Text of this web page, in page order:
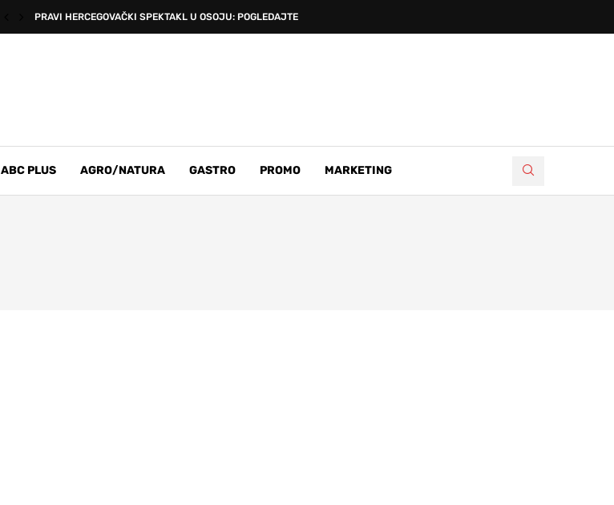
PRAVI HERCEGOVAČKI SPEKTAKL U OSOJU: POGLEDAJTE KAKO JE...
ABC PLUS AGRO/NATURA GASTRO PROMO MARKETING